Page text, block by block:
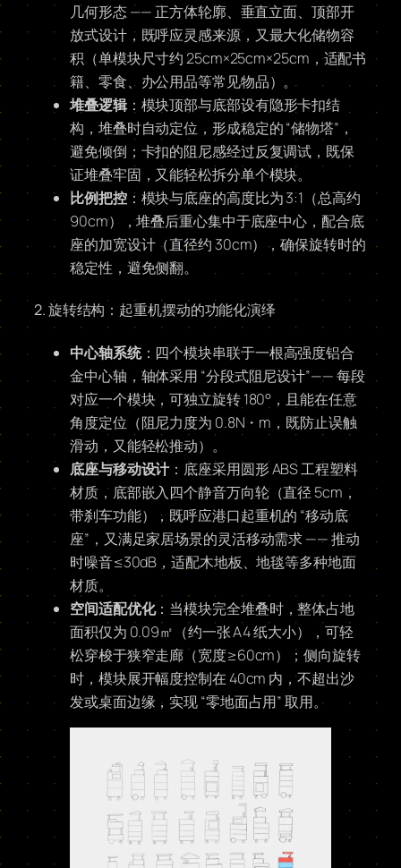
几何形态 —— 正方体轮廓、垂直立面、顶部开
放式设计，既呼应灵感来源，又最大化储物容
积（单模块尺寸约 25cm×25cm×25cm，适配书
籍、零食、办公用品等常见物品）。
堆叠逻辑：模块顶部与底部设有隐形卡扣结
构，堆叠时自动定位，形成稳定的 “储物塔”，
避免倾倒；卡扣的阻尼感经过反复调试，既保
证堆叠牢固，又能轻松拆分单个模块。
比例把控：模块与底座的高度比为 3:1（总高约
90cm），堆叠后重心集中于底座中心，配合底
座的加宽设计（直径约 30cm），确保旋转时的
稳定性，避免侧翻。
2. 旋转结构：起重机摆动的功能化演绎
中心轴系统：四个模块串联于一根高强度铝合
金中心轴，轴体采用 “分段式阻尼设计”—— 每段
对应一个模块，可独立旋转 180°，且能在任意
角度定位（阻尼力度为 0.8N・m，既防止误触
滑动，又能轻松推动）。
底座与移动设计：底座采用圆形 ABS 工程塑料
材质，底部嵌入四个静音万向轮（直径 5cm，
带刹车功能），既呼应港口起重机的 “移动底
座”，又满足家居场景的灵活移动需求 —— 推动
时噪音≤30dB，适配木地板、地毯等多种地面
材质。
空间适配优化：当模块完全堆叠时，整体占地
面积仅为 0.09㎡（约一张 A4 纸大小），可轻
松穿梭于狭窄走廊（宽度≥60cm）；侧向旋转
时，模块展开幅度控制在 40cm 内，不超出沙
发或桌面边缘，实现 “零地面占用” 取用。